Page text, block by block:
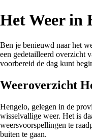
Het Weer in
Ben je benieuwd naar het
een gedetailleerd overzicht
voorbereid de dag kunt
Weeroverzicht
Hengelo, gelegen in de
wisselvallige weer. Het is
weersvoorspellingen te
buiten te gaan.